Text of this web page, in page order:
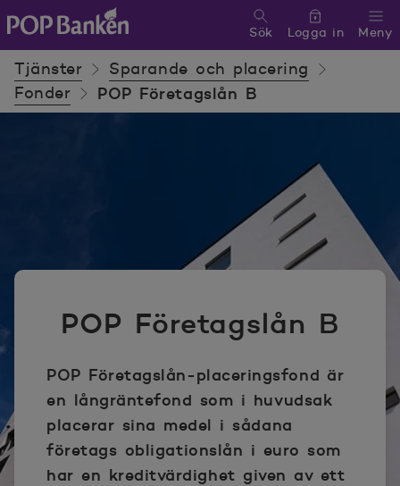
POP banken, till hemsidan
Meny
Sök Logga in
Tjänster
Sparande och placering
Fonder
POP Företagslån B
POP Företagslån B
POP Företagslån-placeringsfond är
en långräntefond som i huvudsak
placerar sina medel i sådana
företags obligationslån i euro som
har en kreditvärdighet given av ett